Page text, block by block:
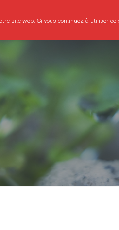
site web. Si vous continuez à utiliser